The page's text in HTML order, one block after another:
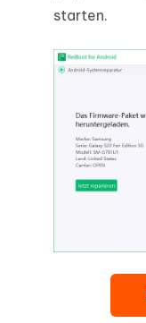
starten.